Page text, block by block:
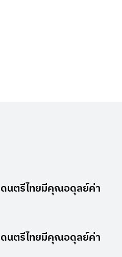
ดนตรีไทยมีคุณอดุลย์ค่า
ดนตรีไทยมีคุณอดุลย์ค่า